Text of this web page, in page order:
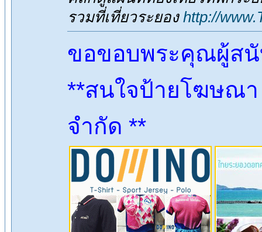
รวมที่เที่ยวระยอง http://
ขอขอบพระคุณผู้สนั
**สนใจป้ายโฆษณ
จำกัด **